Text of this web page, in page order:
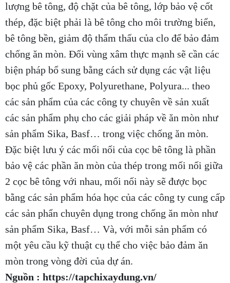
lượng bê tông, độ chặt của bê tông, lớp bảo vệ cốt
thép, đặc biệt phải là bê tông cho môi trường biển,
bê tông bền, giảm độ thẩm thấu của clo để bảo đảm
chống ăn mòn. Đối vùng xâm thực mạnh sẽ cần các
biện pháp bổ sung bằng cách sử dụng các vật liệu
bọc phủ gốc Epoxy, Polyurethane, Polyura... theo
các sản phẩm của các công ty chuyên về sản xuất
các sản phẩm phụ cho các giải pháp về ăn mòn như
sản phẩm Sika, Basf… trong việc chống ăn mòn.
Đặc biệt lưu ý các mối nối của cọc bê tông là phần
bảo vệ các phần ăn mòn của thép trong mối nối giữa
2 cọc bê tông với nhau, mối nối này sẽ được bọc
bằng các sản phẩm hóa học của các công ty cung cấp
các sản phẩn chuyên dụng trong chống ăn mòn như
sản phẩm Sika, Basf… Và, với mỗi sản phẩm có
một yêu cầu kỹ thuật cụ thể cho việc bảo đảm ăn
mòn trong vòng đời của dự án.
Nguồn : https://tapchixaydung.vn/